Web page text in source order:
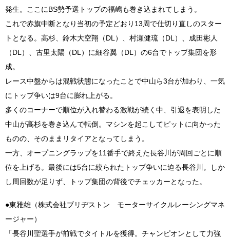
発生。ここにBS勢予選トップの福嶋も巻き込まれてしまう。
これで赤旗中断となり当初の予定どおり13周で仕切り直しのスター
トとなる。高杉、鈴木大空翔（DL）、村瀬健琉（DL）、成田彬人
（DL）、古里太陽（DL）に細谷翼（DL）の6台でトップ集団を形
成。
レース中盤からは混戦状態になったことで中山ら3台が加わり、一気
にトップ争いは9台に膨れ上がる。
多くのコーナーで順位が入れ替わる激戦が続く中、引退を表明した
中山が高杉を巻き込んで転倒。マシンを起こしてピットに向かった
ものの、そのままリタイアとなってしまう。
一方、オープニングラップを11番手で終えた長谷川が周回ごとに順
位を上げる。最後には5台に絞られたトップ争いに迫る長谷川。しか
し周回数が足りず、トップ集団の背後でチェッカーとなった。
●東雅雄（株式会社ブリヂストン モーターサイクルレーシングマネ
ージャー）
「長谷川聖選手が前戦でタイトルを獲得。チャンピオンとして力強